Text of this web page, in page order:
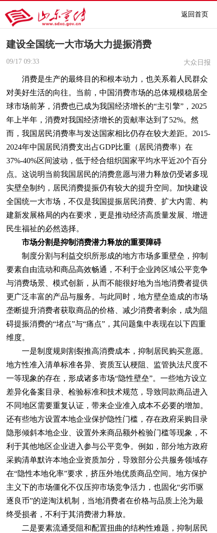
返回首页
建设全国统一大市场大力提振消费
09/17 09:33 大众日报
消费是生产的最终目的和根本动力，也关系着人民群众
对美好生活的向往。当前，中国消费市场的总体规模稳居全
球市场前茅，消费也已成为我国经济增长的“主引擎”，2025
年上半年，消费对我国经济增长的贡献率达到了52%。然
而，我国居民消费率与发达国家相比仍存在较大差距。2015-
2024年中国居民消费支出占GDP比重（居民消费率）在
37%-40%区间波动，低于经合组织国家平均水平近20个百分
点。这说明当前我国居民的消费意愿与潜力释放仍受诸多现
实壁垒制约，居民消费提振仍有较大的提升空间。加快建设
全国统一大市场，不仅是我国提振居民消费、扩大内需、构
建新发展格局的内在要求，更是推动经济高质量发展、增进
民生福祉的必然选择。
市场分割是抑制消费潜力释放的重要障碍
制度分割与利益交织所形成的地方市场多重壁垒，抑制
要素自由流动和商品高效畅通，不利于企业跨区域公平竞争
与消费场景、模式创新，从而不能很好地为当地消费者提供
更广泛丰富的产品与服务。与此同时，地方壁垒造成的市场
垄断提升消费者获取商品的价格、减少消费者剩余，成为阻
碍提振消费的“堵点”与“痛点”，其问题集中表现在以下四重
维度。
一是制度规则割裂推高消费成本，抑制居民购买意愿。
地方性准入清单标准各异、资质互认梗阻、监管执法尺度不
一等现象的存在，形成诸多市场“隐性壁垒”。一些地方设立
差异化备案目录、检验标准和技术规范，导致同款商品进入
不同地区需要重复认证，带来企业准入成本不必要的增加。
还有些地方设置本地企业保护隐性门槛，存在政府采购目录
隐形倾斜本地企业、设置外来商品额外检验门槛等现象，不
利于其他地区企业进入参与公平竞争。例如，部分地方政府
采购清单默许本地企业资质加分，导致部分公共服务领域存
在“隐性本地化率”要求，挤压外地优质商品空间。地方保护
主义下的市场僵化不仅压抑市场竞争活力，也固化“劣币驱
逐良币”的逆淘汰机制，当地消费者在价格与品质上沦为最
终受损者，不利于其消费潜力释放。
二是要素流通受阻和配置扭曲的结构性难题，抑制居民